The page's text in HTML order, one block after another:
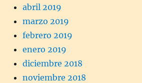
abril 2019
marzo 2019
febrero 2019
enero 2019
diciembre 2018
noviembre 2018